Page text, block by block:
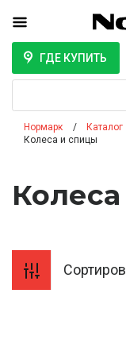
ГДЕ КУПИТЬ
Нормарк Каталог
Колеса и спицы